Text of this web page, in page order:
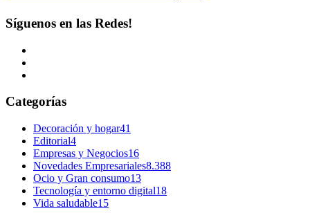
Síguenos en las Redes!
Categorías
Decoración y hogar41
Editorial4
Empresas y Negocios16
Novedades Empresariales8.388
Ocio y Gran consumo13
Tecnología y entorno digital18
Vida saludable15